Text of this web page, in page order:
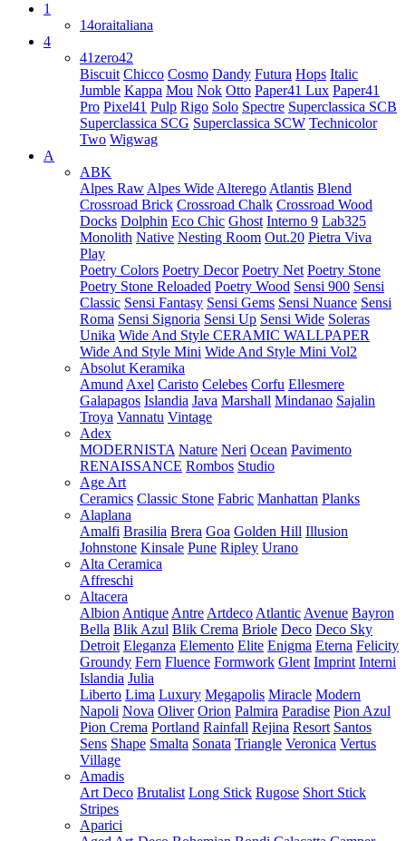
1
14oraitaliana
4
41zero42
Biscuit Chicco Cosmo Dandy Futura Hops Italic
Jumble Kappa Mou Nok Otto Paper41 Lux Paper41
Pro Pixel41 Pulp Rigo Solo Spectre Superclassica SCB
Superclassica SCG Superclassica SCW Technicolor
Two Wigwag
A
ABK
Alpes Raw Alpes Wide Alterego Atlantis Blend
Crossroad Brick Crossroad Chalk Crossroad Wood
Docks Dolphin Eco Chic Ghost Interno 9 Lab325
Monolith Native Nesting Room Out.20 Pietra Viva
Play
Poetry Colors Poetry Decor Poetry Net Poetry Stone
Poetry Stone Reloaded Poetry Wood Sensi 900 Sensi
Classic Sensi Fantasy Sensi Gems Sensi Nuance Sensi
Roma Sensi Signoria Sensi Up Sensi Wide Soleras
Unika Wide And Style CERAMIC WALLPAPER
Wide And Style Mini Wide And Style Mini Vol2
Absolut Keramika
Amund Axel Caristo Celebes Corfu Ellesmere
Galapagos Islandia Java Marshall Mindanao Sajalin
Troya Vannatu Vintage
Adex
MODERNISTA Nature Neri Ocean Pavimento
RENAISSANCE Rombos Studio
Age Art
Ceramics Classic Stone Fabric Manhattan Planks
Alaplana
Amalfi Brasilia Brera Goa Golden Hill Illusion
Johnstone Kinsale Pune Ripley Urano
Alta Ceramica
Affreschi
Altacera
Albion Antique Antre Artdeco Atlantic Avenue Bayron
Bella Blik Azul Blik Crema Briole Deco Deco Sky
Detroit Eleganza Elemento Elite Enigma Eterna Felicity
Groundy Fern Fluence Formwork Glent Imprint Interni
Islandia Julia
Liberto Lima Luxury Megapolis Miracle Modern
Napoli Nova Oliver Orion Palmira Paradise Pion Azul
Pion Crema Portland Rainfall Rejina Resort Santos
Sens Shape Smalta Sonata Triangle Veronica Vertus
Village
Amadis
Art Deco Brutalist Long Stick Rugose Short Stick
Stripes
Aparici